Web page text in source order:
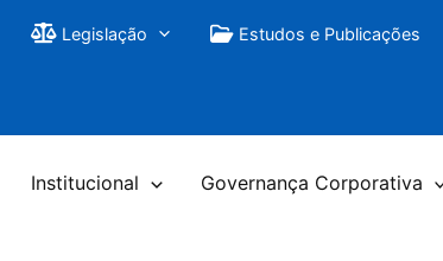
Legislação Estudos e Publicações
Institucional Governança Corporativa